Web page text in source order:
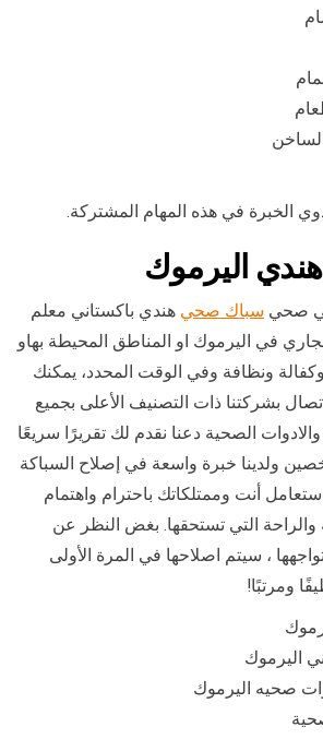
الخبرة في هذه المهام المشتركة.
اليرموك
صحي سباك صحي هندي باكستاني معلم
في اليرموك او المناطق المحيطة بهاو
ونظافة وفي الوقت المحدد، يمكنك
بشركتنا ذات التصنيف الأعلى بجميع
الصحية دعنا نقدم لك تقريرًا سريعًا
ولدينا خبرة واسعة في إصلاح السباكة
ستعامل أنت وممتلكاتك باحترام واهتمام
التي تستحقها. بغض النظر عن
، سيتم اصلاحها في المرة الأولى
ومرتبًا!
اليرموك
صحيه اليرموك